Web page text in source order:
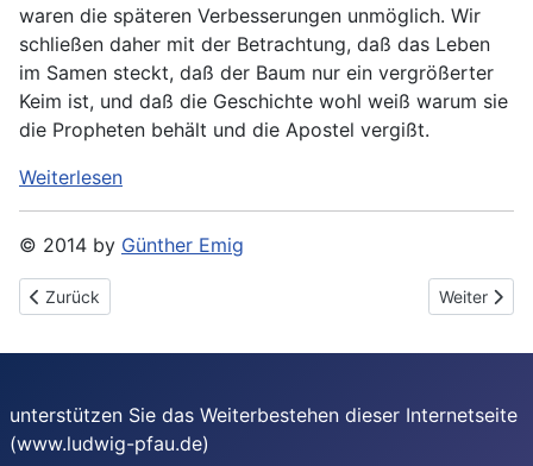
waren die späteren Verbesserungen unmöglich. Wir
schließen daher mit der Betrachtung, daß das Leben
im Samen steckt, daß der Baum nur ein vergrößerter
Keim ist, und daß die Geschichte wohl weiß warum sie
die Propheten behält und die Apostel vergißt.
Weiterlesen
© 2014 by Günther Emig
Vorheriger Beitrag: Pfau, Ludwig: Die Heliographie. [4:]
Zurück Nächster
Weiter
unterstützen Sie das Weiterbestehen dieser Internetseite
(www.ludwig-pfau.de)